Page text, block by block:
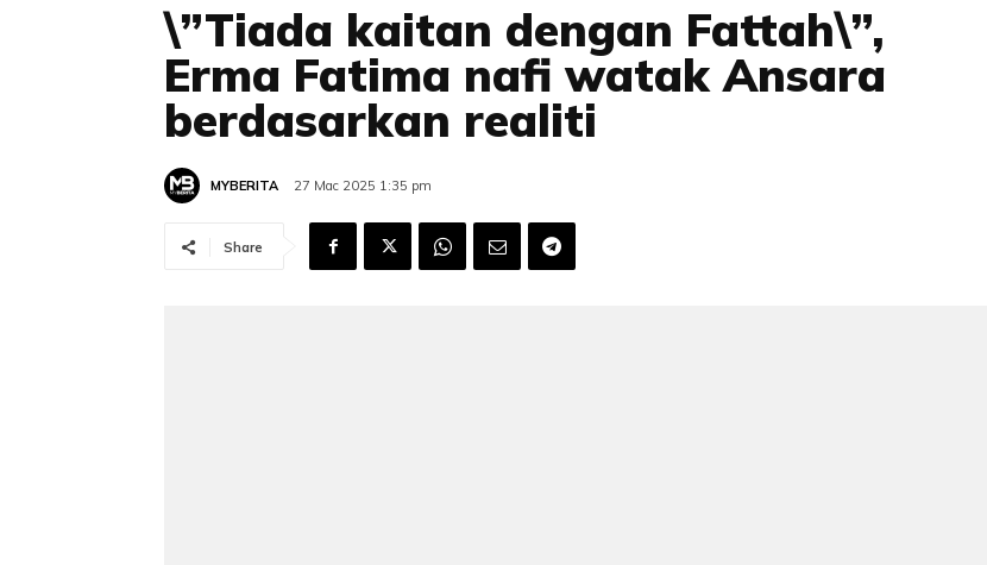
\”Tiada kaitan dengan Fattah\”,
Erma Fatima nafi watak Ansara
berdasarkan realiti
MYBERITA 27 Mac 2025 1:35 pm
Share